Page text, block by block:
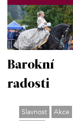
Barokní
radosti
Slavnost
Akce